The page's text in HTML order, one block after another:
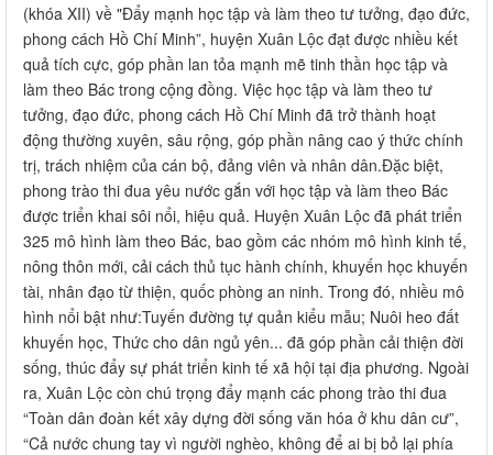
(khóa XII) về "Đẩy mạnh học tập và làm theo tư tưởng, đạo đức,
phong cách Hồ Chí Minh”, huyện Xuân Lộc đạt được nhiều kết
quả tích cực, góp phần lan tỏa mạnh mẽ tinh thần học tập và
làm theo Bác trong cộng đồng. Việc học tập và làm theo tư
tưởng, đạo đức, phong cách Hồ Chí Minh đã trở thành hoạt
động thường xuyên, sâu rộng, góp phần nâng cao ý thức chính
trị, trách nhiệm của cán bộ, đảng viên và nhân dân.Đặc biệt,
phong trào thi đua yêu nước gắn với học tập và làm theo Bác
được triển khai sôi nổi, hiệu quả. Huyện Xuân Lộc đã phát triển
325 mô hình làm theo Bác, bao gồm các nhóm mô hình kinh tế,
nông thôn mới, cải cách thủ tục hành chính, khuyến học khuyến
tài, nhân đạo từ thiện, quốc phòng an ninh. Trong đó, nhiều mô
hình nổi bật như:Tuyến đường tự quản kiểu mẫu; Nuôi heo đất
khuyến học, Thức cho dân ngủ yên... đã góp phần cải thiện đời
sống, thúc đẩy sự phát triển kinh tế xã hội tại địa phương. Ngoài
ra, Xuân Lộc còn chú trọng đẩy mạnh các phong trào thi đua
“Toàn dân đoàn kết xây dựng đời sống văn hóa ở khu dân cư”,
“Cả nước chung tay vì người nghèo, không để ai bị bỏ lại phía